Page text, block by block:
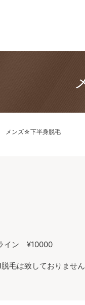
メンズ☆下半身脱毛
イン ¥10000
毛は致しておりませ